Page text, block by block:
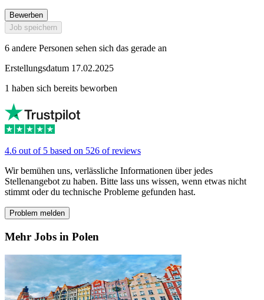
Bewerben
Job speichern
6 andere Personen sehen sich das gerade an
Erstellungsdatum 17.02.2025
1 haben sich bereits beworben
4.6 out of 5 based on 526 of reviews
Wir bemühen uns, verlässliche Informationen über jedes
Stellenangebot zu haben. Bitte lass uns wissen, wenn etwas nicht
stimmt oder du technische Probleme gefunden hast.
Problem melden
Mehr Jobs in Polen